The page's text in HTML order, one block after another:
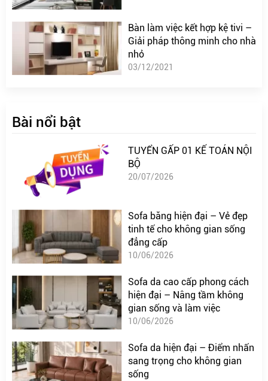
Bàn làm việc kết hợp kệ tivi –
Giải pháp thông minh cho nhà
nhỏ
03/12/2021
Bài nổi bật
TUYỂN GẤP 01 KẾ TOÁN NỘI
BỘ
20/07/2026
Sofa băng hiện đại – Vẻ đẹp
tinh tế cho không gian sống
đẳng cấp
10/06/2026
Sofa da cao cấp phong cách
hiện đại – Nâng tầm không
gian sống và làm việc
10/06/2026
Sofa da hiện đại – Điểm nhấn
sang trọng cho không gian
sống